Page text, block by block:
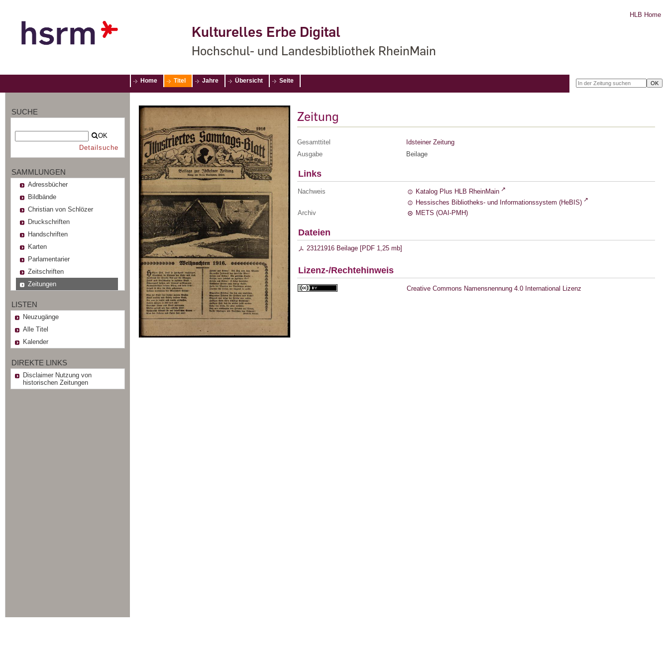
Kulturelles Erbe Digital
Hochschul- und Landesbibliothek RheinMain
HLB Home
Home Titel Jahre Übersicht Seite
SUCHE
OK
Detailsuche
SAMMLUNGEN
Adressbücher
Bildbände
Christian von Schlözer
Druckschriften
Handschriften
Karten
Parlamentarier
Zeitschriften
Zeitungen
LISTEN
Neuzugänge
Alle Titel
Kalender
DIREKTE LINKS
Disclaimer Nutzung von
historischen Zeitungen
Zeitung
Gesamttitel
Idsteiner Zeitung
Ausgabe
Beilage
Links
Nachweis
Katalog Plus HLB RheinMain
Hessisches Bibliotheks- und Informationssystem (HeBIS)
Archiv
METS (OAI-PMH)
Dateien
23121916 Beilage [PDF 1,25 mb]
Lizenz-/Rechtehinweis
Creative Commons Namensnennung 4.0 International Lizenz